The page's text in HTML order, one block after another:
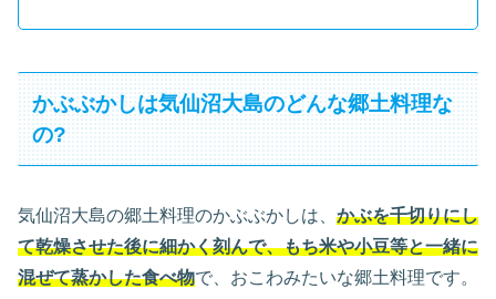
かぶぶかしは気仙沼大島のどんな郷土料理な
の?
気仙沼大島の郷土料理のかぶぶかしは、 かぶを千切りにし
て乾燥させた後に細かく刻んで、もち米や小豆等と一緒に
混ぜて蒸かした食べ物で、おこわみたいな郷土料理です。